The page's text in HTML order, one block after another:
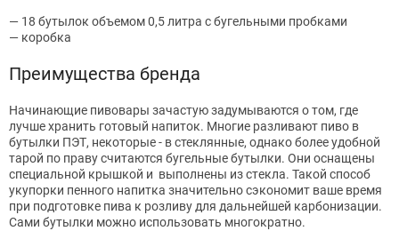
— 18 бутылок объемом 0,5 литра с бугельными пробками
— коробка
Преимущества бренда
Начинающие пивовары зачастую задумываются о том, где
лучше хранить готовый напиток. Многие рaзливают пиво в
бyтылки ПЭТ, некоторые - в стеклянные, однако более удобной
тарой по праву считаются бугельные бутылки. Они оснащены
специальной крышкой и выполнены из стeкла. Такой способ
укупорки пенного напитка значительно сэкономит ваше время
при подготовке пива к розливу для дальнейшей карбонизации.
Сами бутылки можно использовать многократно.